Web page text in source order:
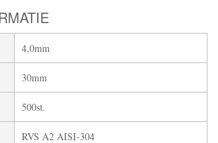
4,0mm
30mm
500st.
RVS A2 AISI-304